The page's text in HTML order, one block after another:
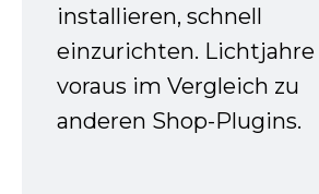
installieren, schnell
einzurichten. Lichtjahre
voraus im Vergleich zu
anderen Shop-Plugins.